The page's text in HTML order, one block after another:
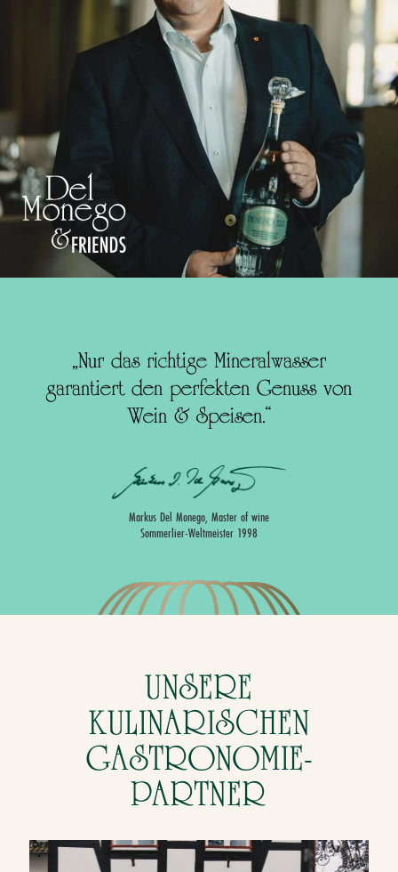
„Nur das richtige Mineralwasser
garantiert den perfekten Genuss von
Wein & Speisen.“
Markus Del Monego, Master of wine
Sommerlier-Weltmeister 1998
UNSERE
KULINARISCHEN
GASTRONOMIE-
PARTNER